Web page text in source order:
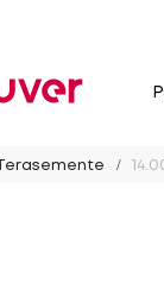
Terasemente